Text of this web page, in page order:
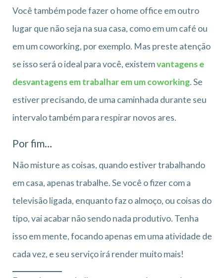
Você também pode fazer o home office em outro
lugar que não seja na sua casa, como em um café ou
em um coworking, por exemplo. Mas preste atenção
se isso será o ideal para você, existemvantagens e
desvantagens em trabalhar em um coworking. Se
estiver precisando, de uma caminhada durante seu
intervalo também para respirar novos ares.
Por fim…
Não misture as coisas, quando estiver trabalhando
em casa, apenas trabalhe. Se você o fizer com a
televisão ligada, enquanto faz o almoço, ou coisas do
tipo, vai acabar não sendo nada produtivo. Tenha
isso em mente, focando apenas em uma atividade de
cada vez, e seu serviço irá render muito mais!